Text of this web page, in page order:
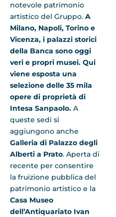
notevole patrimonio
artistico del Gruppo. A
Milano, Napoli, Torino e
Vicenza, i palazzi storici
della Banca sono oggi
veri e propri musei. Qui
viene esposta una
selezione delle 35 mila
opere di proprietà di
Intesa Sanpaolo. A
queste sedi si
aggiungono anche
Galleria di Palazzo degli
Alberti a Prato. Aperta di
recente per consentire
la fruizione pubblica del
patrimonio artistico e la
Casa Museo
dell’Antiquariato Ivan